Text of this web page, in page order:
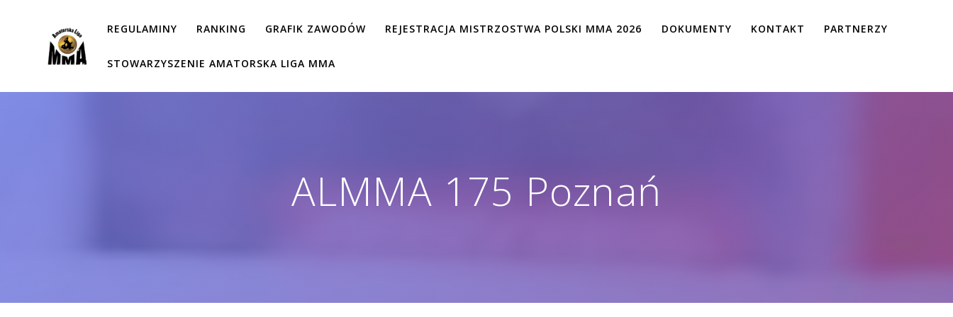
REGULAMINY RANKING GRAFIK ZAWODÓW REJESTRACJA MISTRZOSTWA POLSKI MMA 2026 DOKUMENTY KONTAKT PARTNERZY
STOWARZYSZENIE AMATORSKA LIGA MMA
ALMMA 175 Poznań